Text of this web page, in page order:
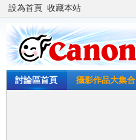
設為首頁 收藏本站
討論區首頁 攝影作品大集合